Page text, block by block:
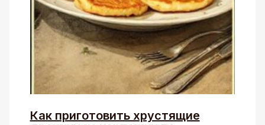
Как приготовить хрустящие